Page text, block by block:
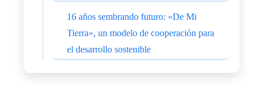
16 años sembrando futuro: «De Mi
Tierra», un modelo de cooperación para
el desarrollo sostenible